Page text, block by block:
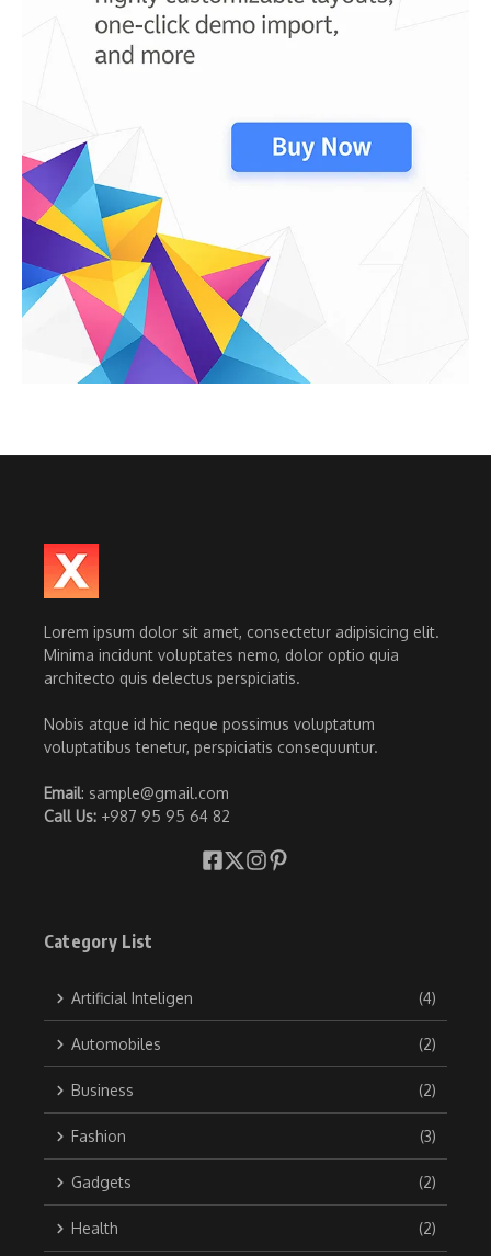
Lorem ipsum dolor sit amet, consectetur adipisicing elit.
Minima incidunt voluptates nemo, dolor optio quia
architecto quis delectus perspiciatis.
Nobis atque id hic neque possimus voluptatum
voluptatibus tenetur, perspiciatis consequuntur.
Email: sample@gmail.com
Call Us: +987 95 95 64 82
Category List
Artificial Inteligen (4)
Automobiles (2)
Business (2)
Fashion (3)
Gadgets (2)
Health (2)